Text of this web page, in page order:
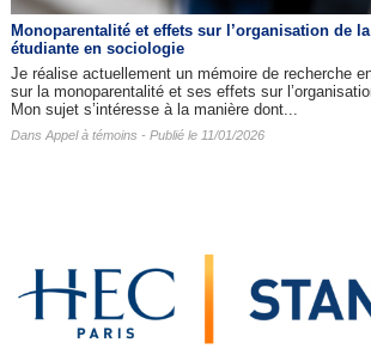
Monoparentalité et effets sur l’organisation de
étudiante en sociologie
Je réalise actuellement un mémoire de recherche
sur la monoparentalité et ses effets sur
Mon sujet s’intéresse à la manière dont...
Dans Appel à témoins - Publié le 11/01/2026